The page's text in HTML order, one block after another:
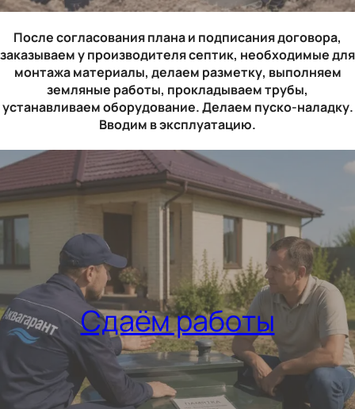
После согласования плана и подписания договора,
заказываем у производителя септик, необходимые для
монтажа материалы, делаем разметку, выполняем
земляные работы, прокладываем трубы,
устанавливаем оборудование. Делаем пуско-наладку.
Вводим в эксплуатацию.
Сдаём работы